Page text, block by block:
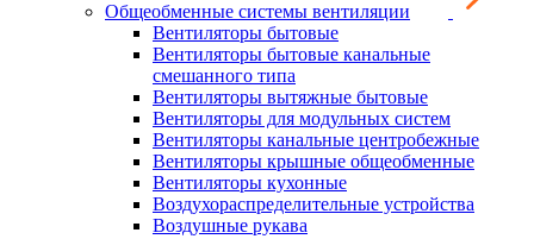
Общеобменные системы вентиляции
Вентиляторы бытовые
Вентиляторы бытовые канальные
смешанного типа
Вентиляторы вытяжные бытовые
Вентиляторы для модульных систем
Вентиляторы канальные центробежные
Вентиляторы крышные общеобменные
Вентиляторы кухонные
Воздухораспределительные устройства
Воздушные рукава